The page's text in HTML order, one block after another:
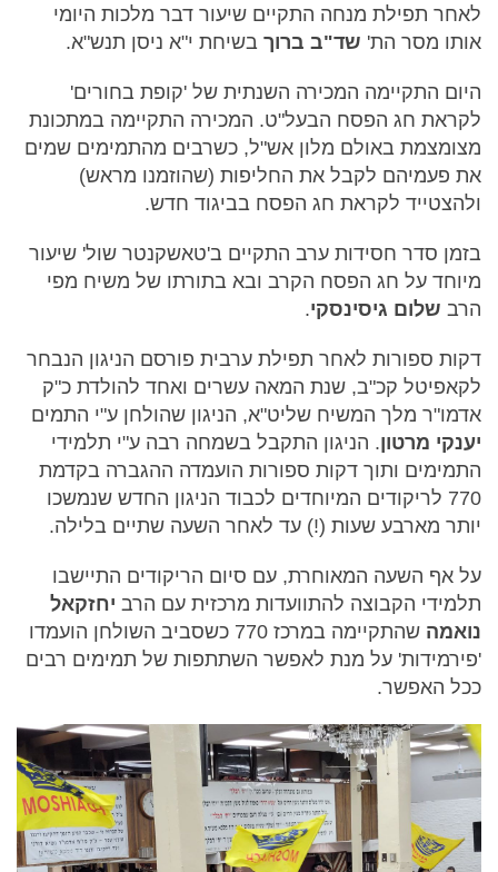
לאחר תפילת מנחה התקיים שיעור דבר מלכות היומי
אותו מסר הת' שד"ב ברוך בשיחת י"א ניסן תנש"א.
היום התקיימה המכירה השנתית של 'קופת בחורים'
לקראת חג הפסח הבעל"ט. המכירה התקיימה במתכונת
מצומצמת באולם מלון אש"ל, כשרבים מהתמימים שמים
את פעמיהם לקבל את החליפות (שהוזמנו מראש)
ולהצטייד לקראת חג הפסח בביגוד חדש.
בזמן סדר חסידות ערב התקיים ב'טאשקנטר שול' שיעור
מיוחד על חג הפסח הקרב ובא בתורתו של משיח מפי
הרב שלום גיסינסקי.
דקות ספורות לאחר תפילת ערבית פורסם הניגון הנבחר
לקאפיטל קכ"ב, שנת המאה עשרים ואחד להולדת כ"ק
אדמו"ר מלך המשיח שליט"א, הניגון שהולחן ע"י התמים
יענקי מרטון. הניגון התקבל בשמחה רבה ע"י תלמידי
התמימים ותוך דקות ספורות הועמדה ההגברה בקדמת
770 לריקודים המיוחדים לכבוד הניגון החדש שנמשכו
יותר מארבע שעות (!) עד לאחר השעה שתיים בלילה.
על אף השעה המאוחרת, עם סיום הריקודים התיישבו
תלמידי הקבוצה להתוועדות מרכזית עם הרב יחזקאל
נואמה
שהתקיימה במרכז 770 כשסביב השולחן הועמדו
'פירמידות' על מנת לאפשר השתתפות של תמימים רבים
ככל האפשר.